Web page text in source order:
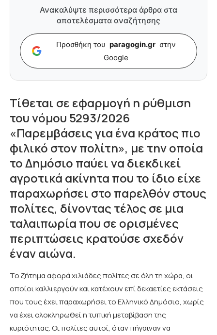
Ανακαλύψτε περισσότερα άρθρα στα
αποτελέσματα αναζήτησης
Προσθήκη του paragogin.gr στην
Google
Τίθεται σε εφαρμογή η ρύθμιση
του νόμου 5293/2026
«Παρεμβάσεις για ένα κράτος πιο
φιλικό στον πολίτη», με την οποία
το Δημόσιο παύει να διεκδικεί
αγροτικά ακίνητα που το ίδιο είχε
παραχωρήσει στο παρελθόν στους
πολίτες, δίνοντας τέλος σε μια
ταλαιπωρία που σε ορισμένες
περιπτώσεις κρατούσε σχεδόν
έναν αιώνα.
Το ζήτημα αφορά χιλιάδες πολίτες σε όλη τη χώρα, οι
οποίοι καλλιεργούν και κατέχουν επί δεκαετίες εκτάσεις
που τους έχει παραχωρήσει το Ελληνικό Δημόσιο, χωρίς
να έχει ολοκληρωθεί η τυπική μεταβίβαση της
κυριότητας. Οι πολίτες αυτοί, όταν πήγαιναν να